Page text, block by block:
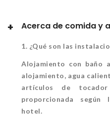
Acerca de comida y
1. ¿Qué son las
Alojamiento con baño
alojamiento, agua
artículos de
proporcionada según
hotel.